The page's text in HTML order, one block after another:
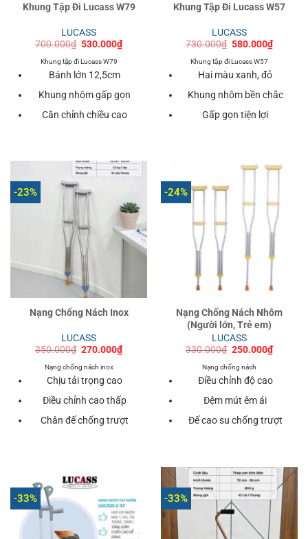
Khung Tập Đi Lucass W79
LUCASS
700.000₫ Giá
là:
700.000₫.
530.000₫Giá
hiện
Khung tập đi Lucass W79
Bánh lớn 12,5cm
Khung nhôm gấp gọn
Căn chỉnh chiều cao
Khung Tập Đi Lucass W57
LUCASS
730.000₫ Giá
là:
730.000₫.
580.000₫Giá
hiện
Khung tập đi Lucass W57
Hai màu xanh, đỏ
Khung nhôm bền chắc
Gấp gọn tiện lợi
-23%
Nạng Chống Nách Inox
LUCASS
350.000₫ Giá
là:
350.000₫.
270.000₫Giá
hiện
270.000₫.
Nạng chống nách inox
Chịu tải trọng cao
Điều chỉnh cao thấp
Chân đế chống trượt
-24%
Nạng Chống Nách Nhôm
(Người lớn, Trẻ em)
LUCASS
330.000₫ Giá
là:
330.000₫.
250.000₫Giá
hiện
Nạng chống nách
Điều chỉnh độ cao
Đệm mút êm ái
Đế cao su chống trượt
-33% -33%